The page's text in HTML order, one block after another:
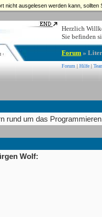
nicht ausgelesen werden kann, sollten
Herzlich
Sie befinden
Forum »
Forum | Hilfe |
rund um das
Wolf: